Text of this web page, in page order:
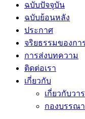
ฉบับปัจจุบัน
ฉบับย้อนหลัง
ประกาศ
จริยธรรมของก
การส่งบทความ
ติดต่อเรา
เกี่ยวกับ
เกี่ยวกับวา
กองบรรณ